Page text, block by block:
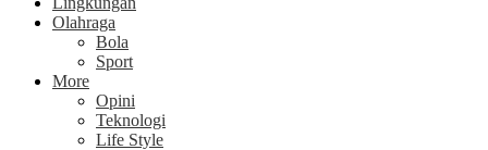
Olahraga
Bola
Sport
More
Opini
Teknologi
Life Style